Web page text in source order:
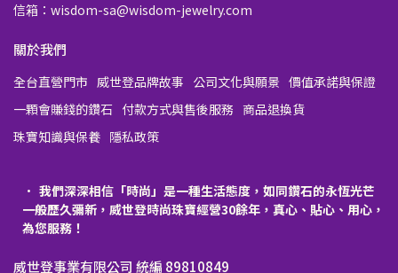
信箱：wisdom-sa@wisdom-jewelry.com
關於我們
全台直營門市 威世登品牌故事 公司文化與願景 價值承諾與保證
一顆會賺錢的鑽石 付款方式與售後服務 商品退換貨
珠寶知識與保養 隱私政策
我們深深相信「時尚」是一種生活態度，如同鑽石的永恆光芒
一般歷久彌新，威世登時尚珠寶經營30餘年，真心、貼心、用心，
為您服務！
威世登事業有限公司 統編 89810849